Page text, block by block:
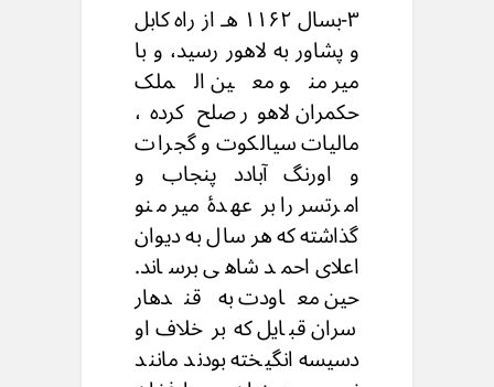
۳-بسال ۱۱۶۲ هـ از راه کابل
و پشاور به لاهور رسید، و با
میر منو معین الملک
حکمران لاهور صلح کرده،
مالیات سیالکوت و گجرات
و اورنگ آبادد پنجاب و
امرتسر را بر عهدۀ میر منو
گذاشته که هر سال به دیوان
اعلای احمد شاهی برساند.
حین معاودت به قندهار
سران قبایل که بر خلاف او
دسیسه انگیخته بودند مانند